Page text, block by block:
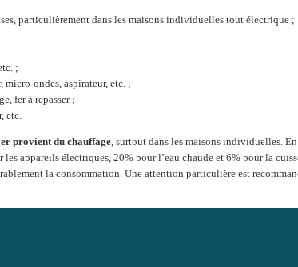
particulièrement dans les maisons individuelles tout électrique ;
;
micro-ondes aspirateur, etc. ;
fer à repasser;
etc.
provient du chauffage , surtout dans les maisons individuelles.
appareils électriques, 20% pour l’eau chaude et 6% pour la
la consommation. Une attention particulière est